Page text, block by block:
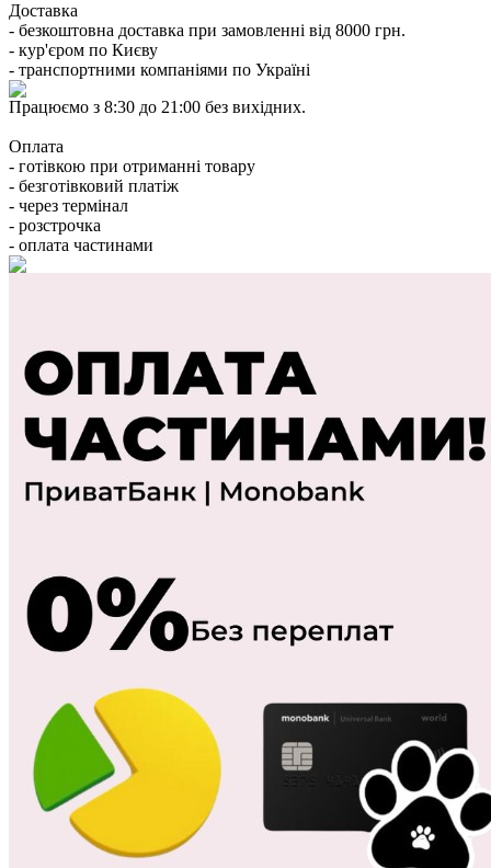
Доставка
- безкоштовна доставка при замовленні від 8000 грн.
- кур'єром по Києву
- транспортними компаніями по Україні
Працюємо з 8:30 до 21:00 без вихідних.
Оплата
- готівкою при отриманні товару
- безготівковий платіж
- через термінал
- розстрочка
- оплата частинами